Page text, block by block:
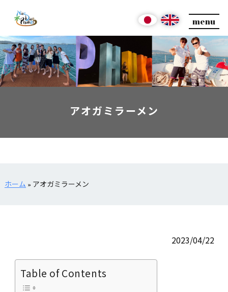
menu
アオガミラーメン
ホーム » アオガミラーメン
2023/04/22
Table of Contents